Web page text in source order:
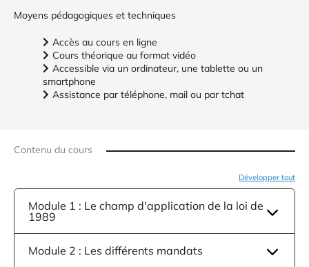
Moyens pédagogiques et techniques
Accès au cours en ligne
Cours théorique au format vidéo
Accessible via un ordinateur, une tablette ou un
smartphone
Assistance par téléphone, mail ou par tchat
Contenu du cours
Développer tout
Module 1 : Le champ d'application de la loi de
1989
Module 2 : Les différents mandats